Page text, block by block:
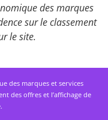
des marques
sur le classement
le site.
des marques et services
des offres et l’affichage de